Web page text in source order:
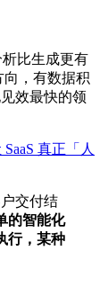
比生成更有
，有数据积
效最快的领
真正「人
交付结
的智能化
行，某种